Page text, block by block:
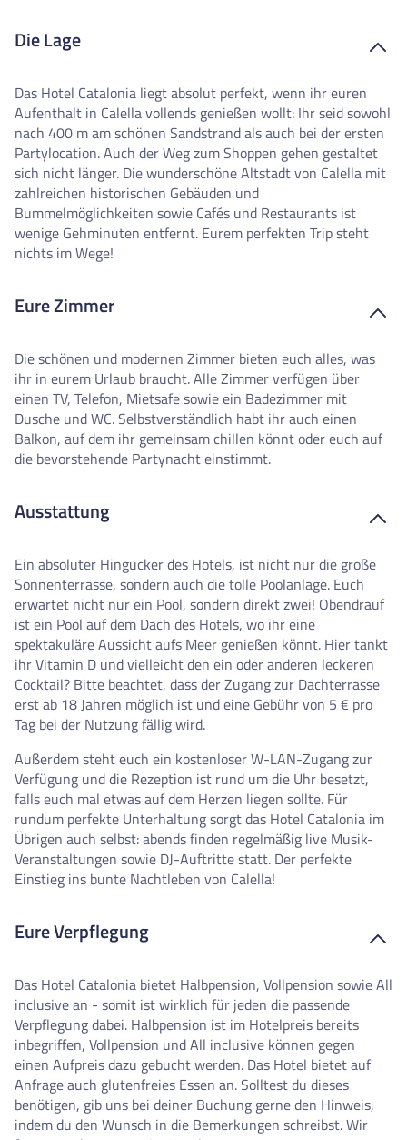
Die Lage
Das Hotel Catalonia liegt absolut perfekt, wenn ihr euren
Aufenthalt in Calella vollends genießen wollt: Ihr seid sowohl
nach 400 m am schönen Sandstrand als auch bei der ersten
Partylocation. Auch der Weg zum Shoppen gehen gestaltet
sich nicht länger. Die wunderschöne Altstadt von Calella mit
zahlreichen historischen Gebäuden und
Bummelmöglichkeiten sowie Cafés und Restaurants ist
wenige Gehminuten entfernt. Eurem perfekten Trip steht
nichts im Wege!
Eure Zimmer
Die schönen und modernen Zimmer bieten euch alles, was
ihr in eurem Urlaub braucht. Alle Zimmer verfügen über
einen TV, Telefon, Mietsafe sowie ein Badezimmer mit
Dusche und WC. Selbstverständlich habt ihr auch einen
Balkon, auf dem ihr gemeinsam chillen könnt oder euch auf
die bevorstehende Partynacht einstimmt.
Ausstattung
Ein absoluter Hingucker des Hotels, ist nicht nur die große
Sonnenterrasse, sondern auch die tolle Poolanlage. Euch
erwartet nicht nur ein Pool, sondern direkt zwei! Obendrauf
ist ein Pool auf dem Dach des Hotels, wo ihr eine
spektakuläre Aussicht aufs Meer genießen könnt. Hier tankt
ihr Vitamin D und vielleicht den ein oder anderen leckeren
Cocktail? Bitte beachtet, dass der Zugang zur Dachterrasse
erst ab 18 Jahren möglich ist und eine Gebühr von 5 € pro
Tag bei der Nutzung fällig wird.
Außerdem steht euch ein kostenloser W-LAN-Zugang zur
Verfügung und die Rezeption ist rund um die Uhr besetzt,
falls euch mal etwas auf dem Herzen liegen sollte. Für
rundum perfekte Unterhaltung sorgt das Hotel Catalonia im
Übrigen auch selbst: abends finden regelmäßig live Musik-
Veranstaltungen sowie DJ-Auftritte statt. Der perfekte
Einstieg ins bunte Nachtleben von Calella!
Eure Verpflegung
Das Hotel Catalonia bietet Halbpension, Vollpension sowie All
inclusive an - somit ist wirklich für jeden die passende
Verpflegung dabei. Halbpension ist im Hotelpreis bereits
inbegriffen, Vollpension und All inclusive können gegen
einen Aufpreis dazu gebucht werden. Das Hotel bietet auf
Anfrage auch glutenfreies Essen an. Solltest du dieses
benötigen, gib uns bei deiner Buchung gerne den Hinweis,
indem du den Wunsch in die Bemerkungen schreibst. Wir